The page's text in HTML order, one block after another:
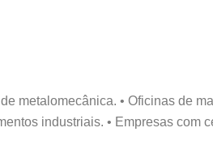
metalomecânica. • Oficinas de
industriais. • Empresas com